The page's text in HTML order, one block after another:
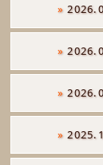
»
»
»
»